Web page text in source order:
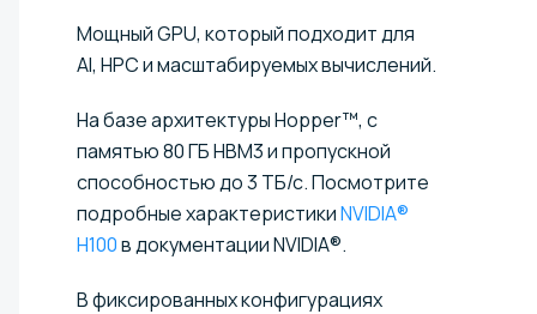
Мощный GPU, который подходит для
AI, HPC и масштабируемых вычислений.
На базе архитектуры Hopper™, с
памятью 80 ГБ HBM3 и пропускной
способностью до 3 ТБ/с. Посмотрите
подробные характеристикиNVIDIA®
H100в документации NVIDIA®.
В фиксированных конфигурациях